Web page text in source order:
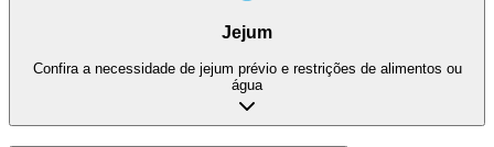
Jejum
Confira a necessidade de jejum prévio e restrições de alimentos ou
água